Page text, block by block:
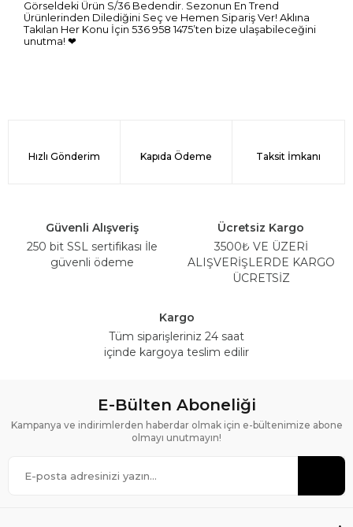
Görseldeki Ürün S/36 Bedendir. Sezonun En Trend
Ürünlerinden Dilediğini Seç ve Hemen Sipariş Ver! Aklına
Takılan Her Konu İçin 536 958 1475’ten bize ulaşabileceğini
unutma! ❤
Hızlı Gönderim Kapıda Ödeme Taksit İmkanı
Güvenli Alışveriş
250 bit SSL sertifikası İle
güvenli ödeme
Ücretsiz Kargo
3500₺ VE ÜZERİ
ALIŞVERİŞLERDE KARGO
ÜCRETSİZ
Kargo
Tüm siparişleriniz 24 saat
içinde kargoya teslim edilir
E-Bülten Aboneliği
Kampanya ve indirimlerden haberdar olmak için e-bültenimize abone
olmayı unutmayın!